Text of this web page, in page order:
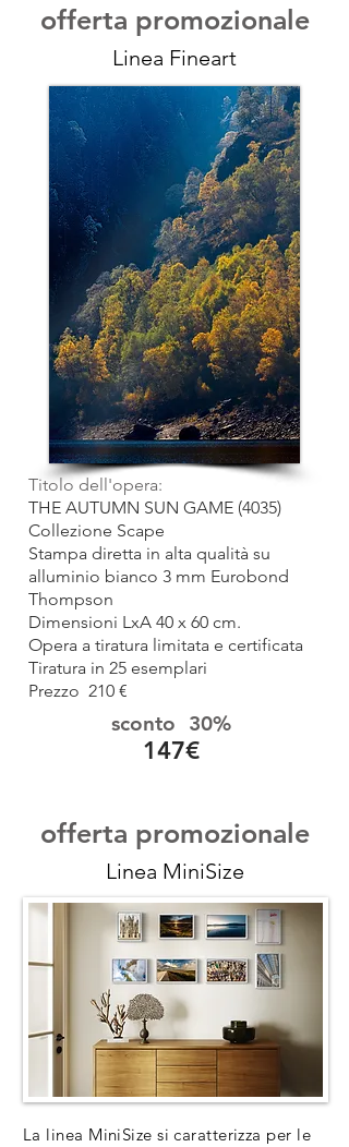
offerta promozionale
Linea Fineart
Titolo dell'opera:
THE AUTUMN SUN GAME (4035)
Collezione Scape
Stampa diretta in alta qualità su
alluminio bianco 3 mm Eurobond
Thompson
Dimensioni LxA 40 x 60 cm.
Opera a tiratura limitata e certificata
Tiratura in 25 esemplari
Prezzo 210 €
sconto 30%
147€
offerta promozionale
Linea MiniSize
La linea MiniSize si caratterizza per le